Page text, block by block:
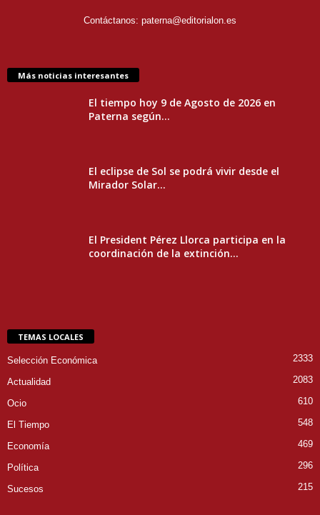
Contáctanos: paterna@editorialon.es
Más noticias interesantes
El tiempo hoy 9 de Agosto de 2026 en
Paterna según...
El eclipse de Sol se podrá vivir desde el
Mirador Solar...
El President Pérez Llorca participa en la
coordinación de la extinción...
TEMAS LOCALES
Selección Económica 2333
Actualidad 2083
Ocio 610
El Tiempo 548
Economía 469
Política 296
Sucesos 215